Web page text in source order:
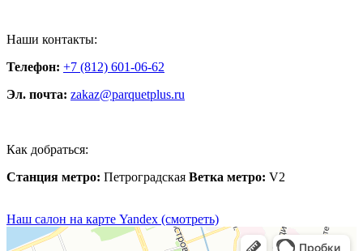
Наши контакты:
Телефон: +7 (812) 601-06-62
Эл. почта: zakaz@parquetplus.ru
Как добраться:
Станция метро: Петроградская Ветка метро: V2
Наш салон на карте Yandex (смотреть)